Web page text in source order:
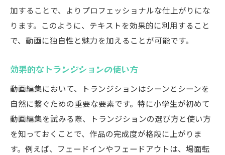
加することで、よりプロフェッショナルな仕上がりにな
ります。このように、テキストを効果的に利用すること
で、動画に独自性と魅力を加えることが可能です。
効果的なトランジションの使い方
動画編集において、トランジションはシーンとシーンを
自然に繋ぐための重要な要素です。特に小学生が初めて
動画編集を試みる際、トランジションの選び方と使い方
を知っておくことで、作品の完成度が格段に上がりま
す。例えば、フェードインやフェードアウトは、場面転